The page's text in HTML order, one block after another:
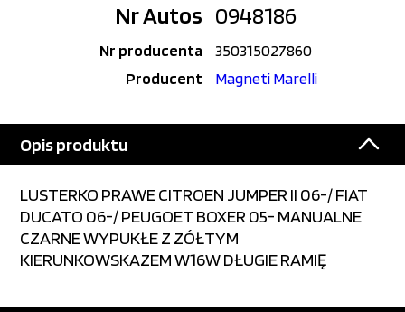
Nr Autos 0948186
Nr producenta
350315027860
Producent
Magneti Marelli
Opis produktu
LUSTERKO PRAWE CITROEN JUMPER II 06-/ FIAT
DUCATO 06-/ PEUGOET BOXER 05- MANUALNE
CZARNE WYPUKŁE Z ZÓŁTYM
KIERUNKOWSKAZEM W16W DŁUGIE RAMIĘ